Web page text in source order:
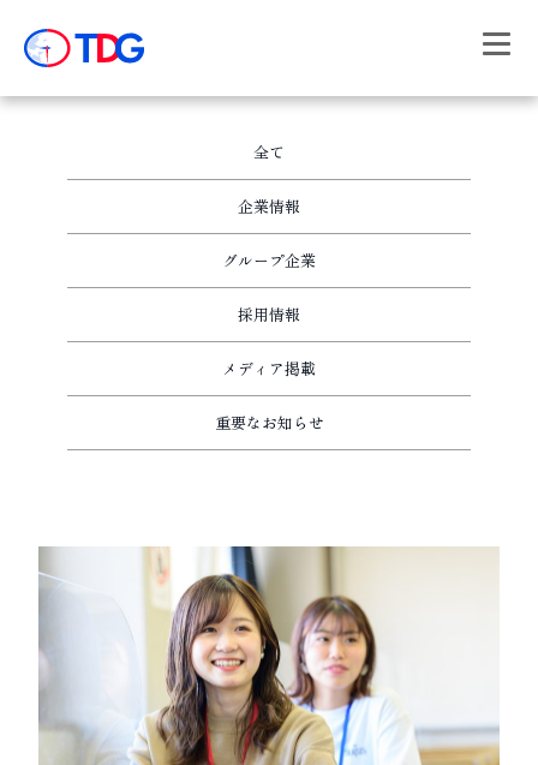
全て
企業情報
グループ企業
採用情報
メディア掲載
重要なお知らせ